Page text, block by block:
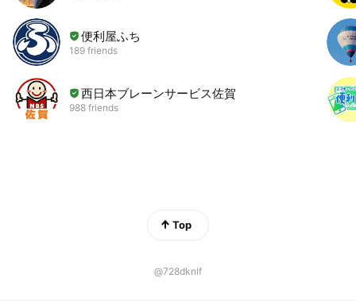
便利屋ふち
189 friends
西日本ブレーンサービス佐賀
988 friends
Top
@728dknlf